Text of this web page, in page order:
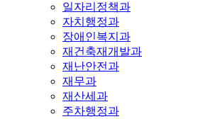
일자리정책과
자치행정과
장애인복지과
재건축재개발과
재난안전과
재무과
재산세과
주차행정과